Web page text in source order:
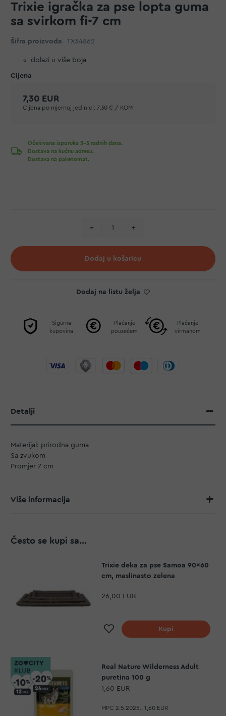
Trixie igračka za pse lopta guma
sa svirkom fi-7 cm
Šifra proizvoda TX34862
dolazi u više boja
7,30 EUR
Cijena po mjernoj jedinici: 7,30 € / KOM
Očekivana isporuka 3-5 radnih dana.
Dostava na kućnu adresu.
Dostava na paketomat.
Dodaj u košaricu
Dodaj na listu želja
Sigurna
kupovina
Plaćanje
pouzećem
Plaćanje
virmanom
Detalji
Materijal: prirodna guma
Sa zvukom
Promjer 7 cm
Više informacija
Često se kupi sa...
Trixie deka za pse Samoa 90x60
cm, maslinasto zelena
26,00 EUR
Dodaj na listu želja
Kupi
Real Nature Wilderness Adult
puretina 100 g
1,60 EUR
MPC 2.5.2025.: 1,60 EUR